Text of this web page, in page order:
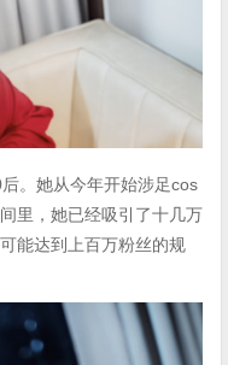
。她从今年开始涉足cos
里，她已经吸引了十几万
能达到上百万粉丝的规